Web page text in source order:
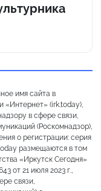
имя сайта в
«Интернет» (irk.today),
в сфере связи,
(Роскомнадзор),
о регистрации: серия
размещаются в том
«Иркутск Сегодня»
от 21 июля 2023 г.,
связи,